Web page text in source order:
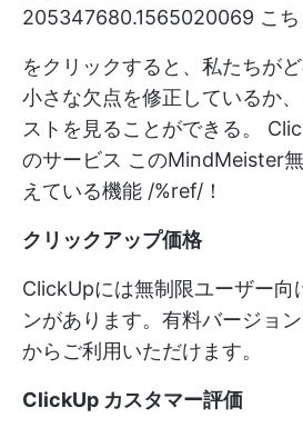
205347680.1565020069 こ
をクリックすると、私たちが
小さな欠点を修正しているか
ストを見ることができる。
のサービス このMindMeister
えている機能 /%ref/！
クリックアップ価格
ClickUpには無制限ユーザー向
ンがあります。有料バージョ
からご利用いただけます。
ClickUp カスタマー評価